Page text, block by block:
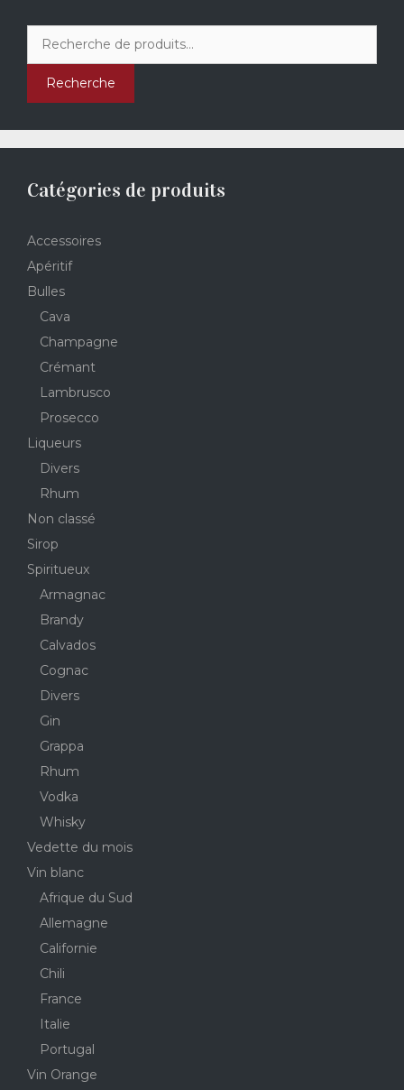
pour :
Recherche
Catégories de produits
Accessoires
Apéritif
Bulles
Cava
Champagne
Crémant
Lambrusco
Prosecco
Liqueurs
Divers
Rhum
Non classé
Sirop
Spiritueux
Armagnac
Brandy
Calvados
Cognac
Divers
Gin
Grappa
Rhum
Vodka
Whisky
Vedette du mois
Vin blanc
Afrique du Sud
Allemagne
Californie
Chili
France
Italie
Portugal
Vin Orange